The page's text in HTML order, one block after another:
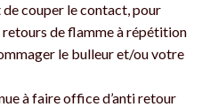
couper le contact, pour
de flamme à répétition
le bulleur et/ou votre
à faire office d’anti retour